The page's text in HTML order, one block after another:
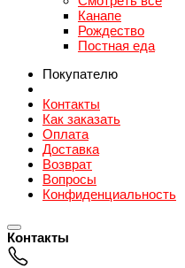
Канапе
Рождество
Постная еда
Покупателю
Контакты
Как заказать
Оплата
Доставка
Возврат
Вопросы
Конфиденциальность
Контакты